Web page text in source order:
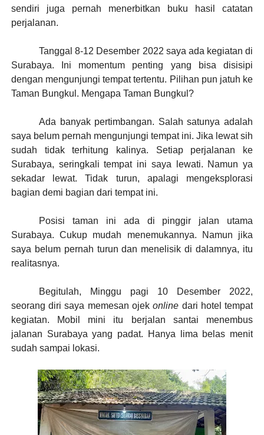
sendiri juga pernah menerbitkan buku hasil catatan
perjalanan.
Tanggal 8-12 Desember 2022 saya ada kegiatan di
Surabaya. Ini momentum penting yang bisa disisipi
dengan mengunjungi tempat tertentu. Pilihan pun jatuh ke
Taman Bungkul. Mengapa Taman Bungkul?
Ada banyak pertimbangan. Salah satunya adalah
saya belum pernah mengunjungi tempat ini. Jika lewat sih
sudah tidak terhitung kalinya. Setiap perjalanan ke
Surabaya, seringkali tempat ini saya lewati. Namun ya
sekadar lewat. Tidak turun, apalagi mengeksplorasi
bagian demi bagian dari tempat ini.
Posisi taman ini ada di pinggir jalan utama
Surabaya. Cukup mudah menemukannya. Namun jika
saya belum pernah turun dan menelisik di dalamnya, itu
realitasnya.
Begitulah, Minggu pagi 10 Desember 2022,
seorang diri saya memesan ojekonline dari hotel tempat
kegiatan. Mobil mini itu berjalan santai menembus
jalanan Surabaya yang padat. Hanya lima belas menit
sudah sampai lokasi.